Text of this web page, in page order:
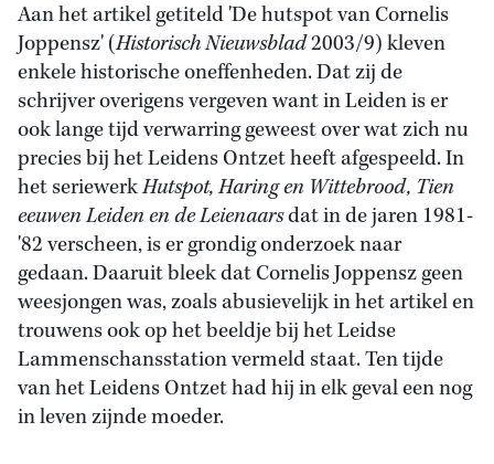
Aan het artikel getiteld 'De hutspot van Cornelis
Joppensz' (Historisch Nieuwsblad2003/9) kleven
enkele historische oneffenheden. Dat zij de
schrijver overigens vergeven want in Leiden is er
ook lange tijd verwarring geweest over wat zich nu
precies bij het Leidens Ontzet heeft afgespeeld. In
het seriewerkHutspot, Haring en Wittebrood, Tien
eeuwen Leiden en de Leienaarsdat in de jaren 1981-
'82 verscheen, is er grondig onderzoek naar
gedaan. Daaruit bleek dat Cornelis Joppensz geen
weesjongen was, zoals abusievelijk in het artikel en
trouwens ook op het beeldje bij het Leidse
Lammenschansstation vermeld staat. Ten tijde
van het Leidens Ontzet had hij in elk geval een nog
in leven zijnde moeder.